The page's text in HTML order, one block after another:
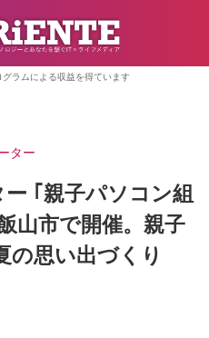
ラムによる収益を得ています
ター
｢親子パソコン組
山市で開催。親子
の思い出づくり